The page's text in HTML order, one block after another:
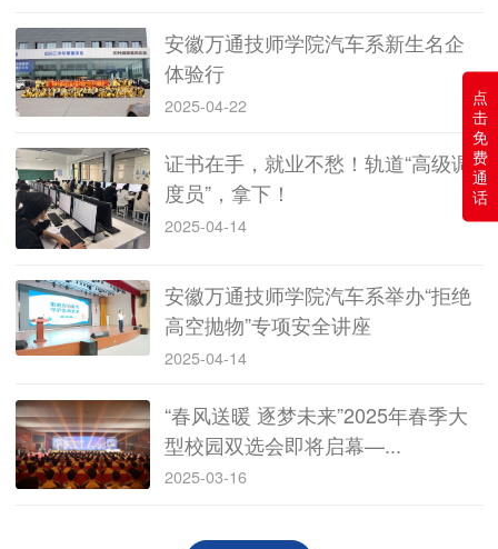
安徽万通技师学院汽车系新生名企
体验行
2025-04-22
证书在手，就业不愁！轨道“高级调
度员”，拿下！
2025-04-14
安徽万通技师学院汽车系举办“拒绝
高空抛物”专项安全讲座
2025-04-14
“春风送暖 逐梦未来”2025年春季大
型校园双选会即将启幕—...
2025-03-16
点
击
免
费
通
话